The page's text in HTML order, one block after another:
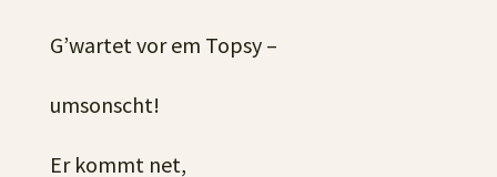
G’wartet vor em Topsy –
umsonscht!
Er kommt net,